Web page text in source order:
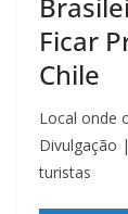
Ficar
Chile
Local onde
Divulgação
turistas